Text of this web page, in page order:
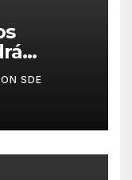
nuevas
SDE